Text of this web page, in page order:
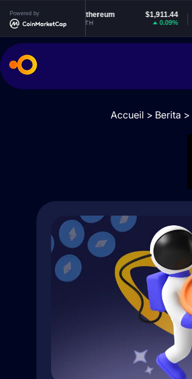
Powered byEthereum $1,911.44
ETH
Neo
NEO
Accueil > Berita >